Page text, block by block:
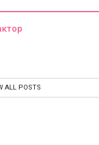
ALL POSTS